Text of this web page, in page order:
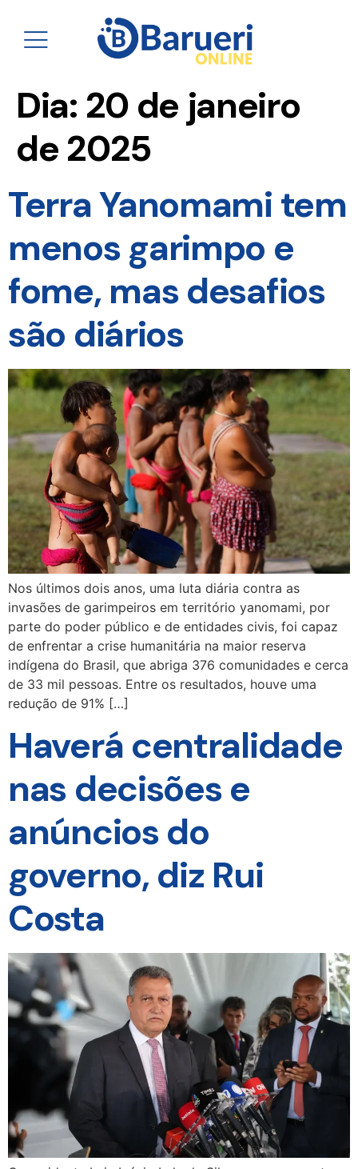
Dia: 20 de janeiro
de 2025
Terra Yanomami tem
menos garimpo e
fome, mas desafios
são diários
Nos últimos dois anos, uma luta diária contra as
invasões de garimpeiros em território yanomami, por
parte do poder público e de entidades civis, foi capaz
de enfrentar a crise humanitária na maior reserva
indígena do Brasil, que abriga 376 comunidades e cerca
de 33 mil pessoas. Entre os resultados, houve uma
redução de 91% […]
Haverá centralidade
nas decisões e
anúncios do
governo, diz Rui
Costa